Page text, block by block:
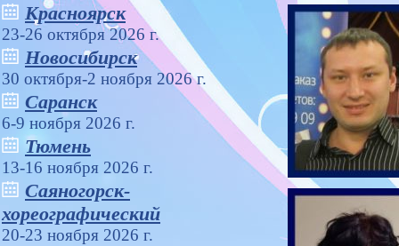
Красноярск
23-26 октября 2026 г.
Новосибирск
30 октября-2 ноября 2026 г.
Саранск
6-9 ноября 2026 г.
Тюмень
13-16 ноября 2026 г.
Саяногорск-
хореографический
20-23 ноября 2026 г.